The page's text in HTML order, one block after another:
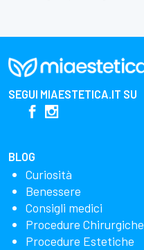
SEGUI MIAESTETICA.IT SU
BLOG
Curiosità
Benessere
Consigli medici
Procedure Chirurgiche
Procedure Estetiche